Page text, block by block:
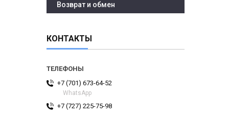
Возврат и обмен
КОНТАКТЫ
+7 (701) 673-64-52
WhatsApp
+7 (727) 225-75-98